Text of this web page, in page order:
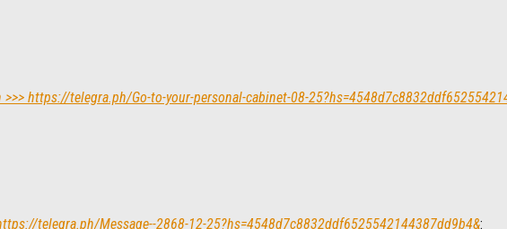
https://telegra.ph/Go-to-your-personal-cabinet-08-
telegra.ph/Message--2868-12-25?hs=4548d7c8832ddf6525542144387dd9b4&: